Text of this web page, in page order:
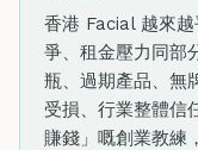
香港 Facial 越來
爭、租金壓力同部
瓶、過期產品、無
受損、行業整體信
賺錢」嘅創業教練